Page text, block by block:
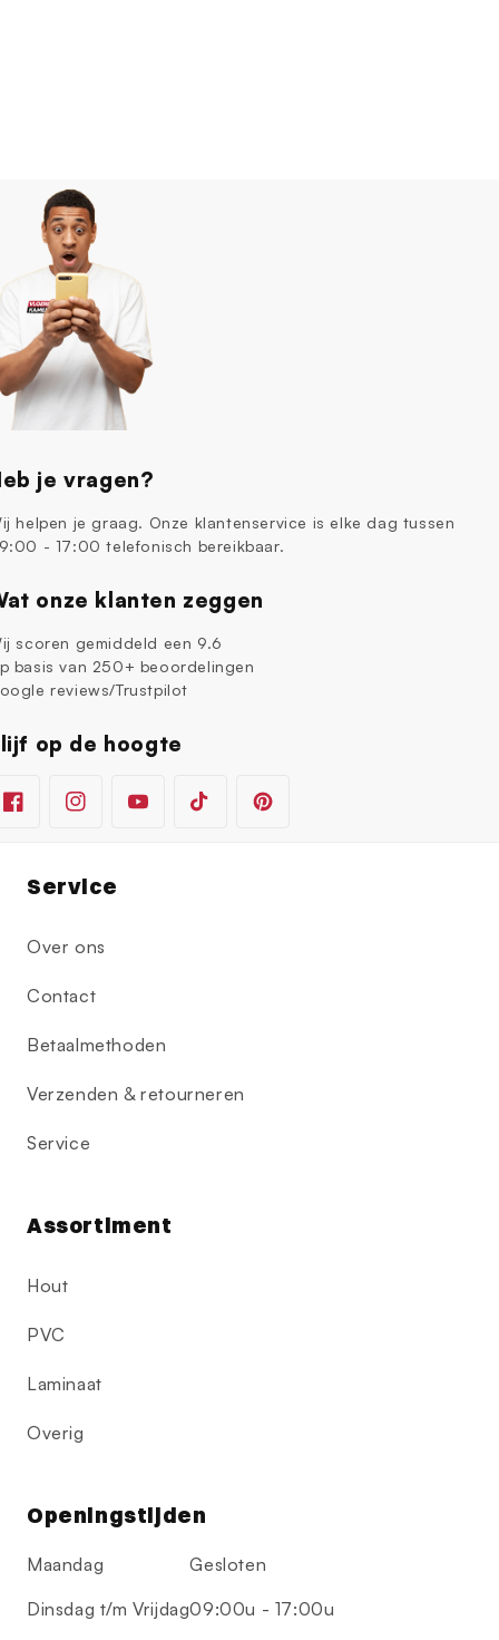
je vragen?
helpen je graag. Onze klantenservice is elke dag tussen
- 17:00 telefonisch bereikbaar.
onze klanten zeggen
scoren gemiddeld een 9.6
basis van 250+ beoordelingen
reviews/Trustpilot
op de hoogte
FacebookInstagramYouTubeTikTok Pinterest
Service
Over ons
Contact
Betaalmethoden
Verzenden & retourneren
Service
Assortiment
Hout
PVC
Laminaat
Overig
Openingstijden
Maandag
Dinsdag t/m Vrijdag
Gesloten
09:00u - 17:00u